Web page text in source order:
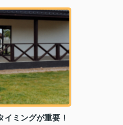
ミングが重要！